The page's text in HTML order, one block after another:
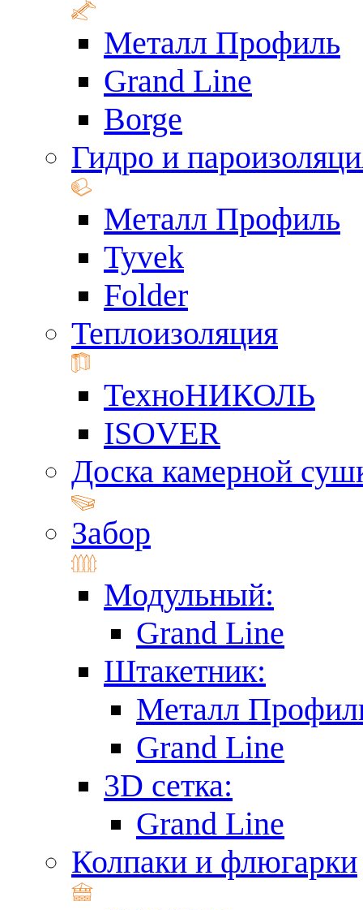
Металл Профиль
Grand Line
Borge
Гидро и
Металл Профиль
Tyvek
Folder
Теплоизоляция
ТехноНИКОЛЬ
ISOVER
Доска камерной
Забор
Модульный:
Grand Line
Штакетник:
Металл
Grand Line
3D сетка:
Grand Line
Колпаки и флюгарки